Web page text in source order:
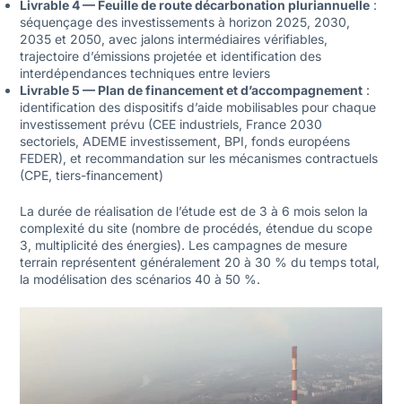
Livrable 4 — Feuille de route décarbonation pluriannuelle:
séquençage des investissements à horizon 2025, 2030,
2035 et 2050, avec jalons intermédiaires vérifiables,
trajectoire d’émissions projetée et identification des
interdépendances techniques entre leviers
Livrable 5 — Plan de financement et d’accompagnement:
identification des dispositifs d’aide mobilisables pour chaque
investissement prévu (CEE industriels, France 2030
sectoriels, ADEME investissement, BPI, fonds européens
FEDER), et recommandation sur les mécanismes contractuels
(CPE, tiers-financement)
La durée de réalisation de l’étude est de 3 à 6 mois selon la
complexité du site (nombre de procédés, étendue du scope
3, multiplicité des énergies). Les campagnes de mesure
terrain représentent généralement 20 à 30 % du temps total,
la modélisation des scénarios 40 à 50 %.